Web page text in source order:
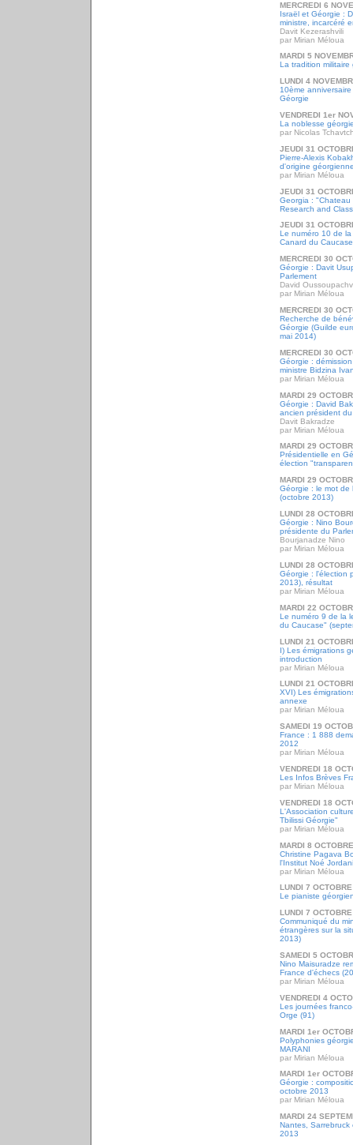
MERCREDI 6
Israël et Géorgie :
ministre, incarcéré
Davit Kezerashvili
par Mirian Méloua
MARDI 5
La tradition
LUNDI 4
10ème
Géorgie
VENDREDI 1er
La noblesse
par Nicolas
JEUDI 31
Pierre-Alexis
d'origine
par Mirian Méloua
JEUDI 31
Georgia : "Chateau
Research and
JEUDI 31
Le numéro 10 de
Canard du
MERCREDI 30
Géorgie : Davit
Parlement
David
par Mirian Méloua
MERCREDI 30
Recherche de
Géorgie (Guilde
mai 2014)
MERCREDI 30
Géorgie :
ministre Bidzina
par Mirian Méloua
MARDI 29
Géorgie : David
ancien président
Davit Bakradze
par Mirian Méloua
MARDI 29
Présidentielle en
élection
MARDI 29
Géorgie : le mot de
(octobre 2013)
LUNDI 28
Géorgie : Nino
présidente du
Bourjanadze Nino
par Mirian Méloua
LUNDI 28
Géorgie : l'élection
2013), résultat
par Mirian Méloua
MARDI 22
Le numéro 9 de la
du Caucase"
LUNDI 21
I) Les émigrations
introduction
par Mirian Méloua
LUNDI 21
XVI) Les
annexe
par Mirian Méloua
SAMEDI 19
France : 1 888
2012
par Mirian Méloua
VENDREDI 18
Les Infos Brèves
par Mirian Méloua
VENDREDI 18
L'Association
Tbilissi Géorgie"
par Mirian Méloua
MARDI 8
Christine Pagava
l'Institut Noé
par Mirian Méloua
LUNDI 7
Le pianiste
LUNDI 7
Communiqué du
étrangères sur la
2013)
SAMEDI 5
Nino Maisuradze
France d'échecs
par Mirian Méloua
VENDREDI 4
Les journées
Orge (91)
MARDI 1er
Polyphonies
MARANI
par Mirian Méloua
MARDI 1er
Géorgie :
octobre 2013
par Mirian Méloua
MARDI 24
Nantes, Sarrebruck
2013